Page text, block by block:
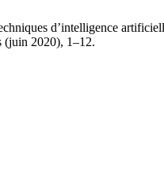
d’intelligence
(juin 2020), 1–12.